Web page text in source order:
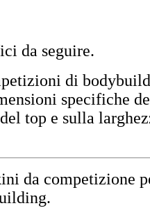
da seguire.
di
specifiche
top e sulla
da competizione